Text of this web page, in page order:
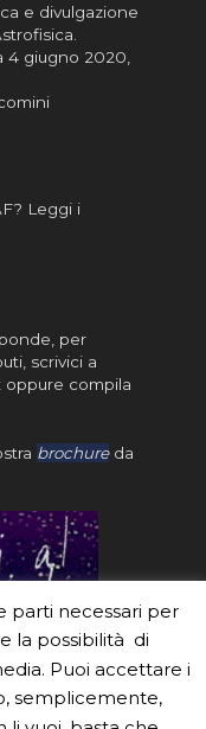
e divulgazione
4 giugno 2020,
Leggi i
per
scrivici a
oppure compila
brochureda
parti necessari per
la possibilità di
Puoi accettare i
semplicemente,